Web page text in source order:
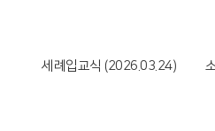
세례입교식 (2026.03.24)